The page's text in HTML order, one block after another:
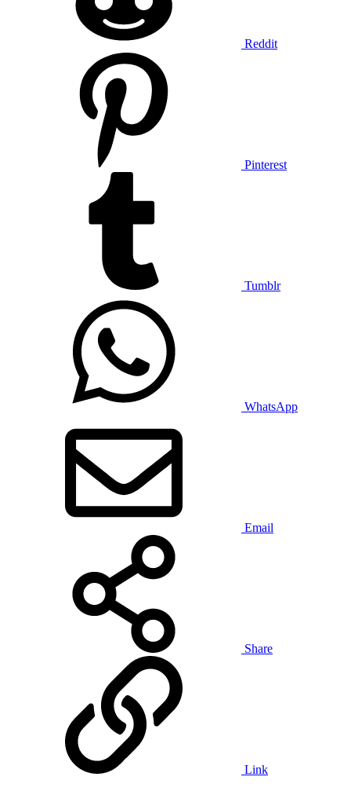
Reddit
Pinterest
Tumblr
WhatsApp
Email
Share
Link